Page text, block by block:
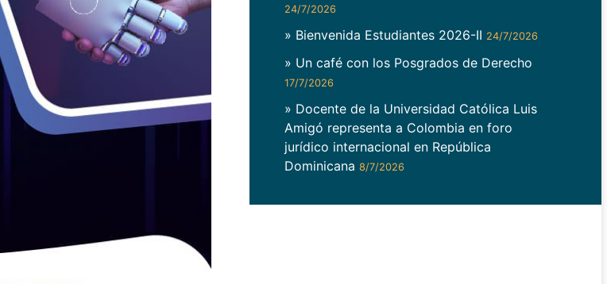
24/7/2026
» Bienvenida Estudiantes 2026-II 24/7/2026
» Un café con los Posgrados de Derecho
17/7/2026
» Docente de la Universidad Católica Luis
Amigó representa a Colombia en foro
jurídico internacional en República
Dominicana 8/7/2026